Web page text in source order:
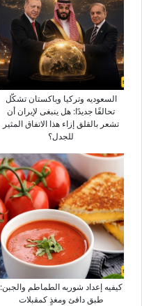
السعودیه وترکیا وباکستان تشکّل
تحالفًا جدیدًا: هل ینبغی لإیران أن
تشعر بالقلق إزاء هذا الاتفاق المثیر
للجدل؟
کیفیه إعداد شوربه الطماطم والجبن:
طبق دافئ ومغذٍ کمقبلات